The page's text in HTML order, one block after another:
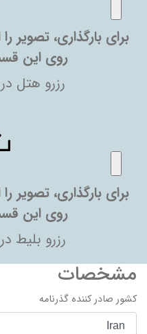
برای بارگذاری، تصویر
روی این
رزرو هتل
برای بارگذاری، تصویر
روی این
رزرو بلیط
مشخصات
کشور صادر کننده گذرنامه